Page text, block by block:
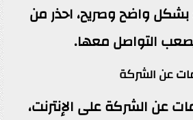
بشكل واضح وصريح، احذر من
التواصل معها.
عن الشركة
عن الشركة على الإنترنت،